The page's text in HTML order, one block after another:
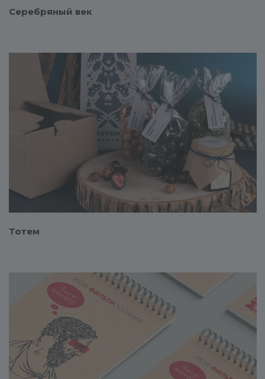
Серебряный век
Смотреть проект
Тотем
Смотреть проект